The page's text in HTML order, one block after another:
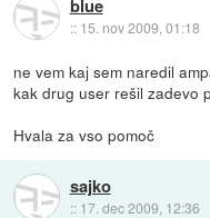
blue
:: 15. nov 2009, 01:18
ne vem kaj sem naredil
kak drug user rešil zadevo
Hvala za vso pomoč
sajko
:: 17. dec 2009, 12:36